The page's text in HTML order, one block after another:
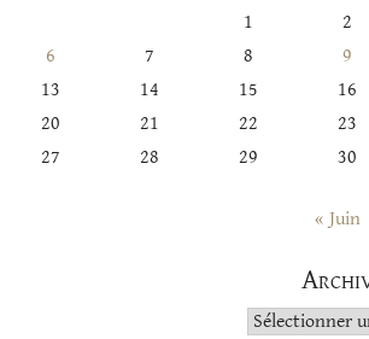
1
2
6
7 8 9
13
14 15 16
20
21 22 23
27
28 29 30
« Juin
Archives